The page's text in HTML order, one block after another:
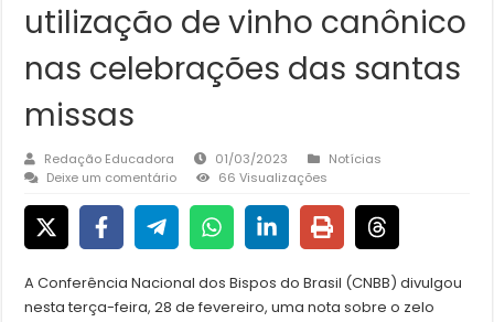
utilização de vinho canônico
nas celebrações das santas
missas
Redação Educadora 01/03/2023
Notícias
Deixe um comentário
66 Visualizações
A Conferência Nacional dos Bispos do Brasil (CNBB) divulgou
nesta terça-feira, 28 de fevereiro, uma nota sobre o zelo